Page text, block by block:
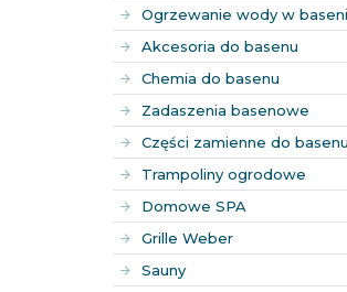
Ogrzewanie wody w
Akcesoria do basenu
Chemia do basenu
Zadaszenia basenowe
Części zamienne do basenu
Trampoliny ogrodowe
Domowe SPA
Grille Weber
Sauny